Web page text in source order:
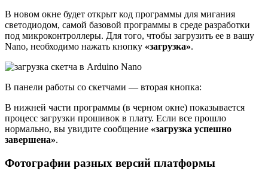
В новом окне будет открыт код программы для мигания
светодиодом, самой базовой программы в среде разработки
под микроконтроллеры. Для того, чтобы загрузить ее в вашу
Nano, необходимо нажать кнопку «загрузка».
В панели работы со скетчами — вторая кнопка:
В нижней части программы (в черном окне) показывается
процесс загрузки прошивок в плату. Если все прошло
нормально, вы увидите сообщение «загрузка успешно
завершена».
Фотографии разных версий платформы